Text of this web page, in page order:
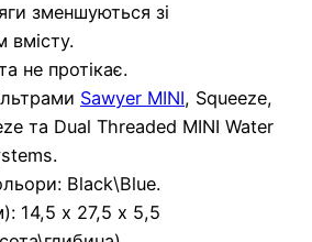
зменшуються зі
вмісту.
не протікає.
Sawyer MINI, Squeeze,
та Dual Threaded MINI Water
Black\Blue.
14,5 х 27,5 х 5,5